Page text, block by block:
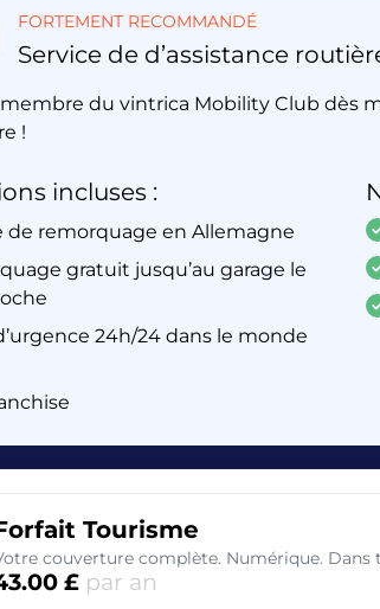
FORTEMENT RECOMMANDÉ
Service de d’assistance
du vintrica Mobility Club dès
!
incluses :
de remorquage en Allemagne
gratuit jusqu’au garage le
24h/24 dans le monde
Tourisme
couverture complète. Numérique. Dans
£ par an